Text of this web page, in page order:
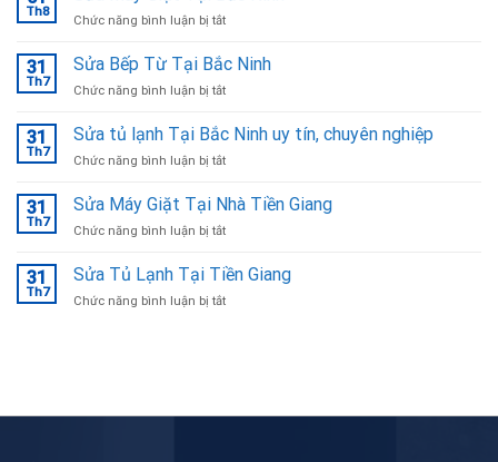
Th8
Chức năng bình luận bị tắtở
Máy
Tại
Ninh
31
Th7
Sửa Bếp Từ Tại Bắc Ninh
Chức năng bình luận bị tắtở
Bếp
Tại
Ninh
31
Th7
Sửa tủ lạnh Tại Bắc Ninh uy tín, chuyên nghiệp
Chức năng bình luận bị tắtở
tủ
Tại
Ninh
31
Th7
Sửa Máy Giặt Tại Nhà Tiền Giang
Chức năng bình luận bị tắtở
Máy
Giặt
Tại
31
Th7
Sửa Tủ Lạnh Tại Tiền Giang
Chức năng bình luận bị tắtở
Giang